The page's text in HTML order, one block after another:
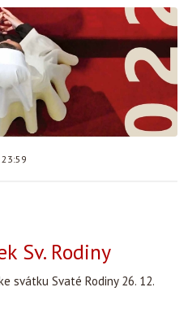
Sv. Rodiny
svátku Svaté Rodiny 26. 12.